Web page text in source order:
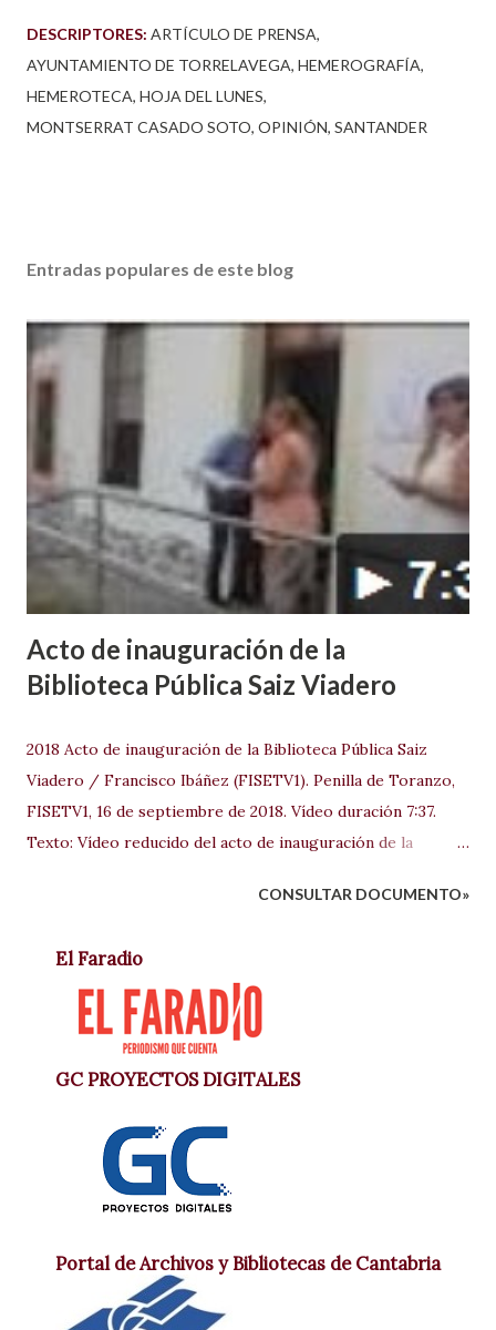
DESCRIPTORES: ARTÍCULO DE PRENSA
AYUNTAMIENTO DE TORRELAVEGA HEMEROGRAFÍA
HEMEROTECA HOJA DEL LUNES
MONTSERRAT CASADO SOTO OPINIÓN SANTANDER
Entradas populares de este blog
Acto de inauguración de la
Biblioteca Pública Saiz Viadero
2018 Acto de inauguración de la Biblioteca Pública Saiz
Viadero / Francisco Ibáñez (FISETV1). Penilla de Toranzo,
FISETV1, 16 de septiembre de 2018. Vídeo duración 7:37.
Texto: Vídeo reducido del acto de inauguración de la
CONSULTAR DOCUMENTO»
El Faradio
GC PROYECTOS DIGITALES
Portal de Archivos y Bibliotecas de Cantabria